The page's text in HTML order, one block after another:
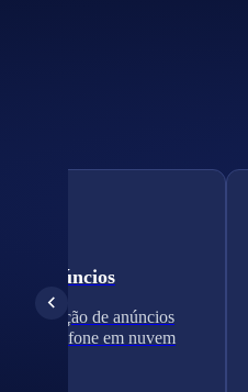
de anúncios
verificação de anúncios
de telefone em nuvem